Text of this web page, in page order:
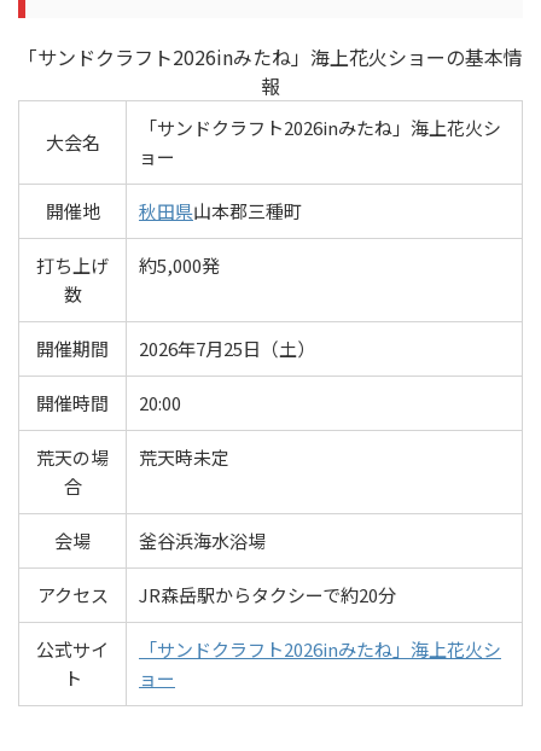
「サンドクラフト2026inみたね」海上花火ショーの基本情
報
大会名
「サンドクラフト2026inみたね」海上花火シ
ョー
開催地 秋田県山本郡三種町
打ち上げ
数
約5,000発
開催期間 2026年7月25日（土）
開催時間 20:00
荒天の場
合
荒天時未定
会場 釜谷浜海水浴場
アクセス JR森岳駅からタクシーで約20分
公式サイ
ト
「サンドクラフト2026inみたね」海上花火シ
ョー